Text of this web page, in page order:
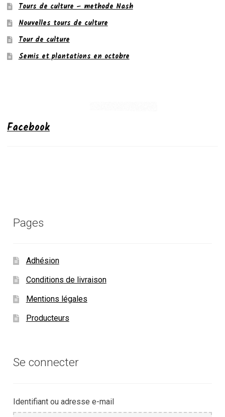
Tours de culture – methode Nash
Nouvelles tours de culture
Tour de culture
Semis et plantations en octobre
Facebook
Pages
Adhésion
Conditions de livraison
Mentions légales
Producteurs
Se connecter
Identifiant ou adresse e-mail